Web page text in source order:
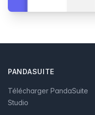
PANDASUITE
Télécharger PandaSuite
Studio